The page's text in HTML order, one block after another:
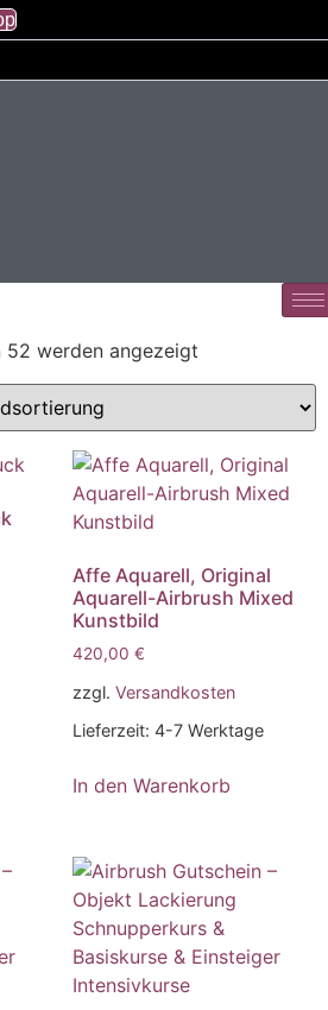
52 werden angezeigt
Affe Aquarell, Original
Aquarell-Airbrush Mixed
Kunstbild
420,00 €
zzgl. Versandkosten
Lieferzeit: 4-7 Werktage
In den Warenkorb